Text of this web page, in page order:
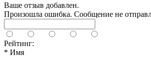
Ваше отзыв добавлен.
Произошла ошибка. Сообщение не
Рейтинг:
* Имя